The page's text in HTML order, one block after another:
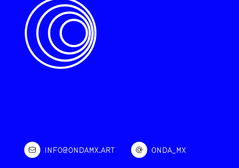
INFO@ONDAMX.ART ONDA_MX